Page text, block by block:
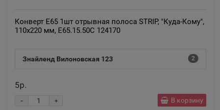
Конверт Е65 1шт отрывная полоса STRIP, "Куда-Кому",
110х220 мм, Е65.15.50С 124170
Знайленд Вилоновская 123 2
5р.
+
- В корзину